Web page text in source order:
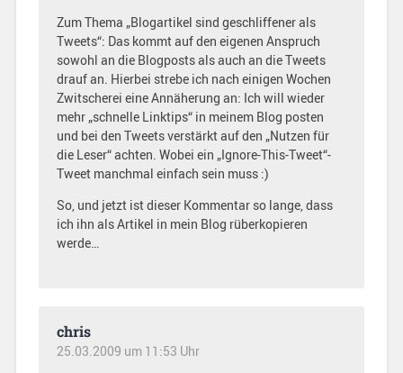
Zum Thema „Blogartikel sind geschliffener als
Tweets“: Das kommt auf den eigenen Anspruch
sowohl an die Blogposts als auch an die Tweets
drauf an. Hierbei strebe ich nach einigen Wochen
Zwitscherei eine Annäherung an: Ich will wieder
mehr „schnelle Linktips“ in meinem Blog posten
und bei den Tweets verstärkt auf den „Nutzen für
die Leser“ achten. Wobei ein „Ignore-This-Tweet“-
Tweet manchmal einfach sein muss :)
So, und jetzt ist dieser Kommentar so lange, dass
ich ihn als Artikel in mein Blog rüberkopieren
werde…
chris
25.03.2009 um 11:53 Uhr